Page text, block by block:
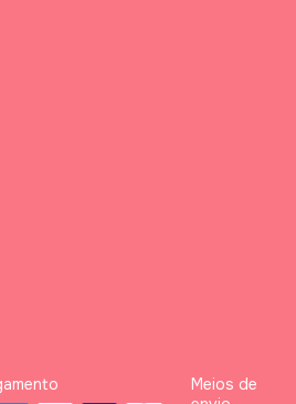
Meios de